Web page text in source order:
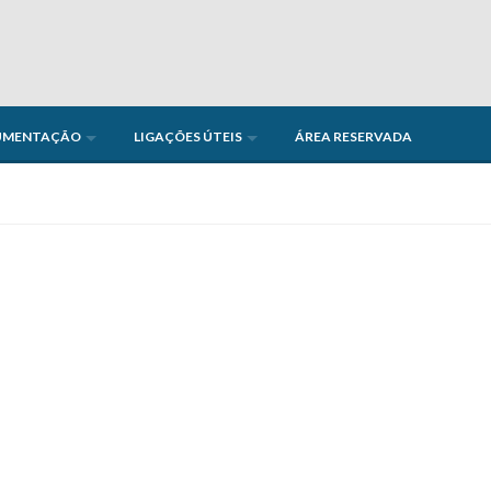
LIGAÇÕES ÚTEIS ÁREA RESERVADA